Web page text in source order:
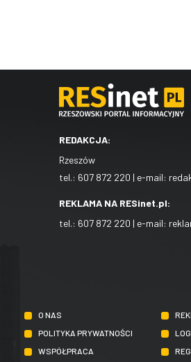
REDAKCJA:
Rzeszów
tel.: 607 872 220 | e-mail:
REKLAMA NA RESinet.pl:
tel.: 607 872 220 | e-mail:
O NAS
POLITYKA PRYWATNOŚCI
WSPÓŁPRACA